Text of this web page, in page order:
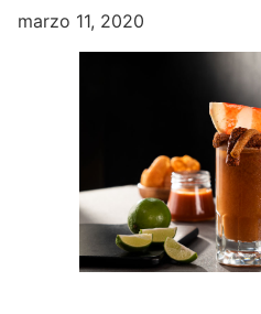
marzo 11, 2020